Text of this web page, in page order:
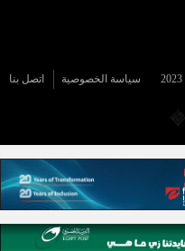
سياسة الخصوصية اتصل بنا